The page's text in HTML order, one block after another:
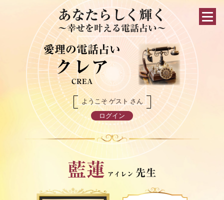
愛理の電話占い
クレア
CREA
ようこそ ゲスト さん
ログイン
あなたらしく輝く
～幸せを叶える電話占い～
藍蓮 アイレン 先生